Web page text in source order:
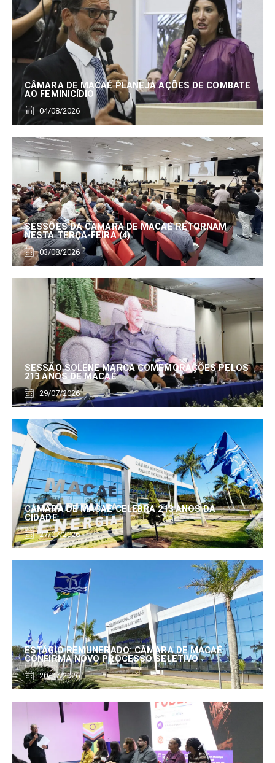
CÂMARA DE MACAÉ PLANEJA AÇÕES DE COMBATE
AO FEMINICÍDIO
04/08/2026
SESSÕES DA CÂMARA DE MACAÉ RETORNAM
NESTA TERÇA-FEIRA (4)
03/08/2026
SESSÃO SOLENE MARCA COMEMORAÇÕES PELOS
213 ANOS DE MACAÉ
29/07/2026
CÂMARA DE MACAÉ CELEBRA 213 ANOS DA
CIDADE
27/07/2026
ESTÁGIO REMUNERADO: CÂMARA DE MACAÉ
CONFIRMA NOVO PROCESSO SELETIVO
20/07/2026